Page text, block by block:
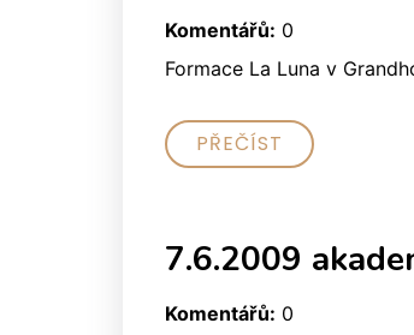
Komentářů: 0
Formace La Luna v
PŘEČÍST
7.6.2009
Komentářů: 0